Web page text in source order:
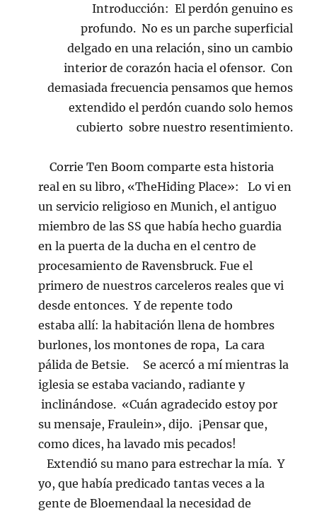
Introducción: El perdón genuino es
profundo. No es un parche superficial
delgado en una relación, sino un cambio
interior de corazón hacia el ofensor. Con
demasiada frecuencia pensamos que hemos
extendido el perdón cuando solo hemos
cubierto sobre nuestro resentimiento.
Corrie Ten Boom comparte esta historia
real en su libro, «TheHiding Place»: Lo vi en
un servicio religioso en Munich, el antiguo
miembro de las SS que había hecho guardia
en la puerta de la ducha en el centro de
procesamiento de Ravensbruck. Fue el
primero de nuestros carceleros reales que vi
desde entonces. Y de repente todo
estaba allí: la habitación llena de hombres
burlones, los montones de ropa, La cara
pálida de Betsie. Se acercó a mí mientras la
iglesia se estaba vaciando, radiante y
inclinándose. «Cuán agradecido estoy por
su mensaje, Fraulein», dijo. ¡Pensar que,
como dices, ha lavado mis pecados!
Extendió su mano para estrechar la mía. Y
yo, que había predicado tantas veces a la
gente de Bloemendaal la necesidad de